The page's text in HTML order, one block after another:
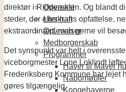
Opvækst
Livskraft
Oplevelser
Medborgerskab
Programmer
Haver til Maver
Nabomøbler
Kongehaverne
direktør i Riddersalen. Og blandt
steder, der efter hans opfattelse,
ekstraordinært, man gerne vil
Det synspunkt var helt i
viceborgmester Lone Loklindt
Frederiksberg Kommune har lejet
gøres tilgængelig.